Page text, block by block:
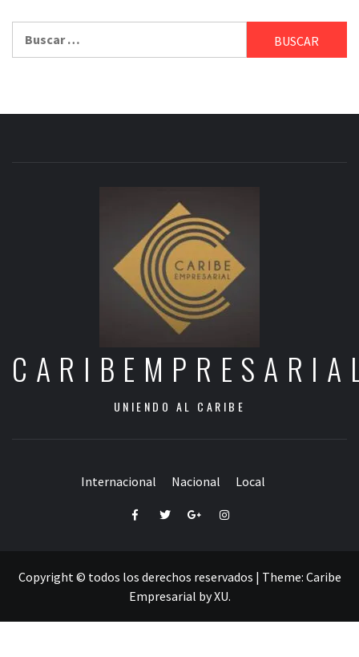
UNIENDO AL CARIBE
Internacional Nacional Local
FacebookTwitterGoogle+Instagram
Copyright © todos los derechos reservados | Theme: Caribe
Empresarial byXU.